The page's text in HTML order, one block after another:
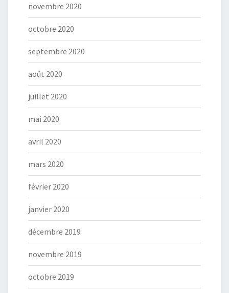
novembre 2020
octobre 2020
septembre 2020
août 2020
juillet 2020
mai 2020
avril 2020
mars 2020
février 2020
janvier 2020
décembre 2019
novembre 2019
octobre 2019